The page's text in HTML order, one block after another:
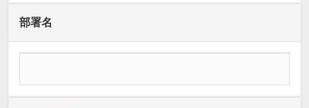
部署名